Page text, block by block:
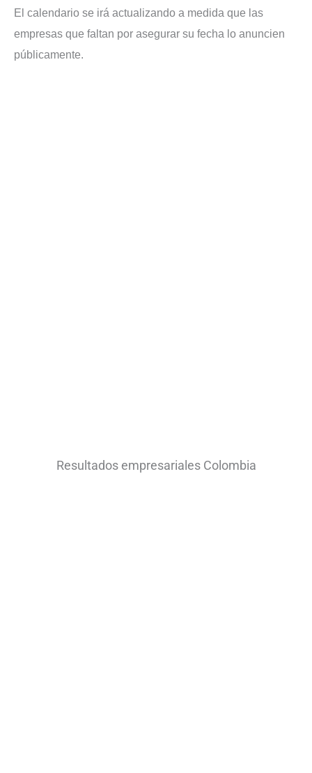
El calendario se irá actualizando a medida que las
empresas que faltan por asegurar su fecha lo anuncien
públicamente.
Resultados empresariales Colombia